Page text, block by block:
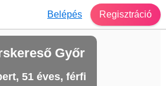
Belépés Regisztráció
Győr
51 éves, férfi